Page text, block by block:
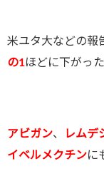
米ユタ大などの報
の1ほどに下がっ
アビガン、 レムデ
イベルメクチンに